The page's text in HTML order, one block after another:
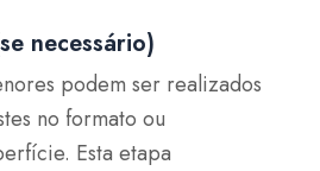
necessário)
podem ser realizados
no formato ou
Esta etapa